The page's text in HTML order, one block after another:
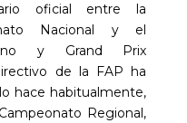
oficial entre la
Nacional y el
y Grand Prix
de la FAP ha
hace habitualmente,
Regional,